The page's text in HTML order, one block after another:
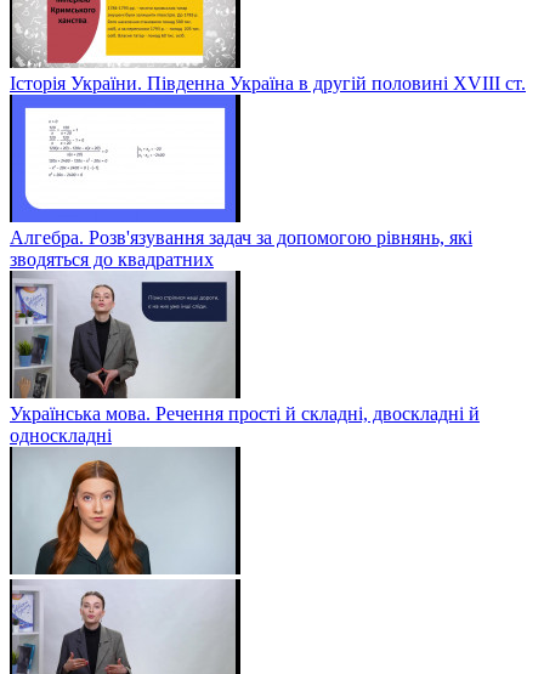
Історія України. Південна Україна в другій половині ХVІІІ ст.
Алгебра. Розв'язування задач за допомогою рівнянь, які
зводяться до квадратних
Українська мова. Речення прості й складні, двоскладні й
односкладні